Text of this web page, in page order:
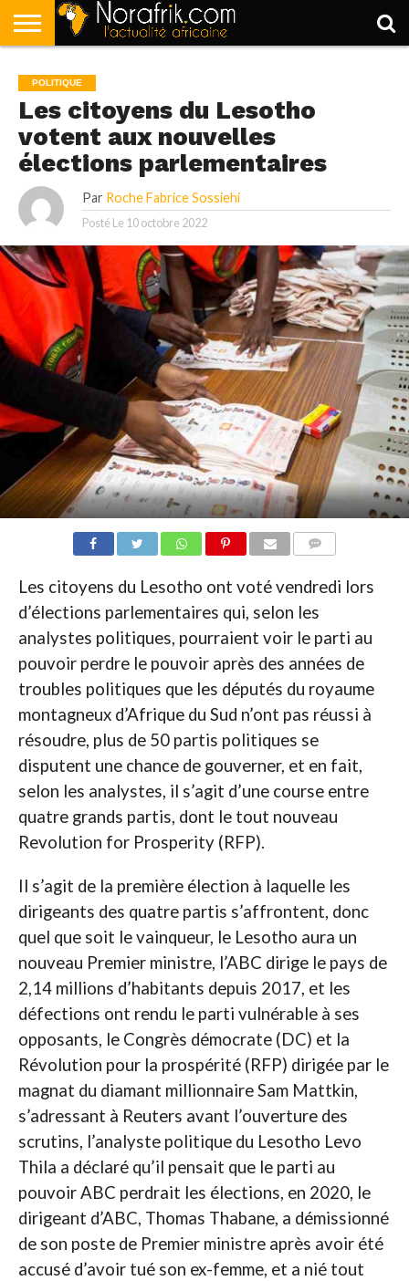
POLITIQUE
SOCIÉTÉ
ECONOMIE
SPORT
LIFESTYLE
POLITIQUE
Les citoyens du Lesotho
votent aux nouvelles
élections parlementaires
Par Roche Fabrice Sossiehi
Posté Le 10 octobre 2022
Les citoyens du Lesotho ont voté vendredi lors
d’élections parlementaires qui, selon les
analystes politiques, pourraient voir le parti au
pouvoir perdre le pouvoir après des années de
troubles politiques que les députés du royaume
montagneux d’Afrique du Sud n’ont pas réussi à
résoudre, plus de 50 partis politiques se
disputent une chance de gouverner, et en fait,
selon les analystes, il s’agit d’une course entre
quatre grands partis, dont le tout nouveau
Revolution for Prosperity (RFP).
Il s’agit de la première élection à laquelle les
dirigeants des quatre partis s’affrontent, donc
quel que soit le vainqueur, le Lesotho aura un
nouveau Premier ministre, l’ABC dirige le pays de
2,14 millions d’habitants depuis 2017, et les
défections ont rendu le parti vulnérable à ses
opposants, le Congrès démocrate (DC) et la
Révolution pour la prospérité (RFP) dirigée par le
magnat du diamant millionnaire Sam Mattkin,
s’adressant à Reuters avant l’ouverture des
scrutins, l’analyste politique du Lesotho Levo
Thila a déclaré qu’il pensait que le parti au
pouvoir ABC perdrait les élections, en 2020, le
dirigeant d’ABC, Thomas Thabane, a démissionné
de son poste de Premier ministre après avoir été
accusé d’avoir tué son ex-femme, et a nié tout